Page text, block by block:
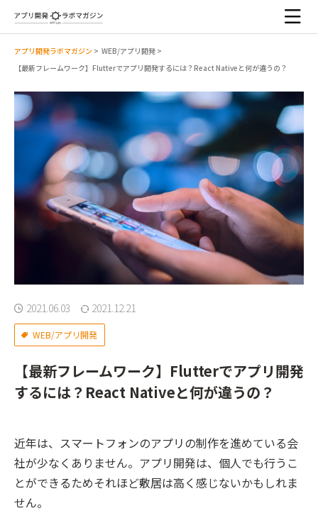
アプリ開発ラボマガジン > WEB/アプリ開発 >
【最新フレームワーク】Flutterでアプリ開発するには？React Nativeと何が違うの？
2021.06.03 2021.12.21
WEB/アプリ開発
【最新フレームワーク】Flutterでアプリ開発
するには？React Nativeと何が違うの？
近年は、スマートフォンのアプリの制作を進めている会
社が少なくありません。アプリ開発は、個人でも行うこ
とができるためそれほど敷居は高く感じないかもしれま
せん。